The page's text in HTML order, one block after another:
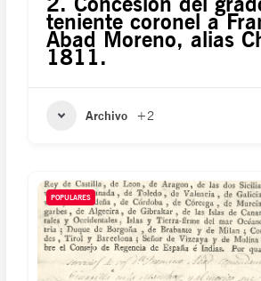
teniente coronel a
Abad Moreno, alias
1811.
Archivo +2
POPULARES